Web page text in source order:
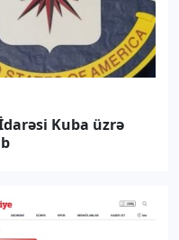
Kuba üzrə